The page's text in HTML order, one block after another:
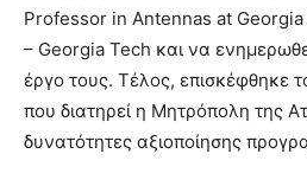
Professor in Antennas at
– Georgia Tech και να
έργο τους. Τέλος, επισκέφθηκε
που διατηρεί η Μητρόπολη της
δυνατότητες αξιοποίησης